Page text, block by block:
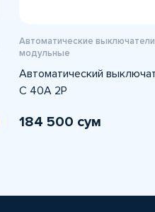
Автоматические выключатели
модульные
Автоматический
C 40A 2P
184 500 сум